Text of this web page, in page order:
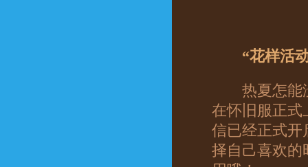
“花样活动
热夏怎能没
在怀旧服正式
信已经正式开
择自己喜欢的